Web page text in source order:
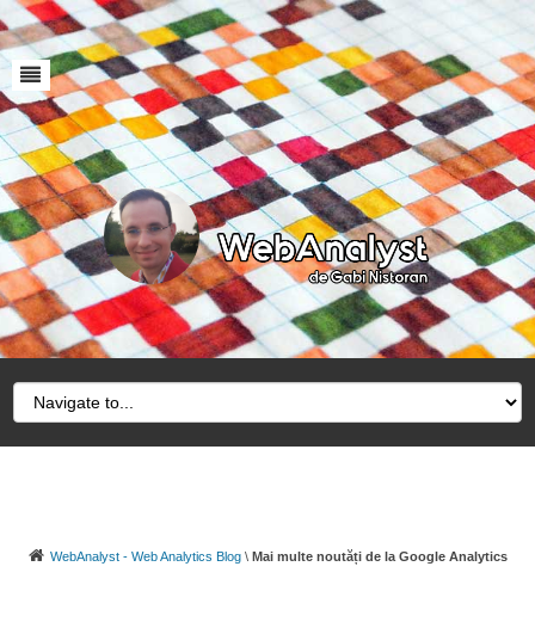
WebAnalyst - Web Analytics Blog\ Mai multe noutăți de la Google Analytics